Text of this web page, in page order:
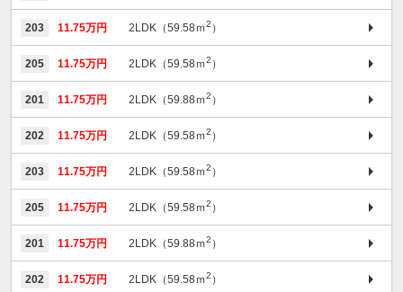
203 11.75万円 2LDK（59.58ｍ2 ）
205 11.75万円 2LDK（59.58ｍ2 ）
201 11.75万円 2LDK（59.88ｍ2 ）
202 11.75万円 2LDK（59.58ｍ2 ）
203 11.75万円 2LDK（59.58ｍ2 ）
205 11.75万円 2LDK（59.58ｍ2 ）
201 11.75万円 2LDK（59.88ｍ2 ）
202 11.75万円 2LDK（59.58ｍ2 ）